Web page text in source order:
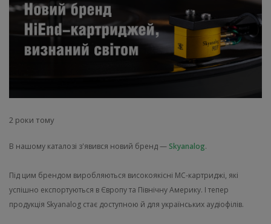
2 роки тому
В нашому каталозі з'явився новий бренд —Skyanalog.
Під цим брендом виробляються високоякісні MC-картриджі, які
успішно експортуються в Європу та Північну Америку. І тепер
продукція Skyanalog стає доступною й для українських аудіофілів.